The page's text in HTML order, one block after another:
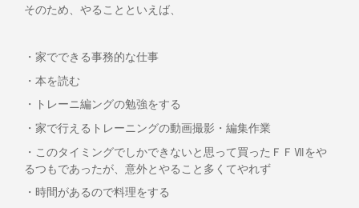
そのため、やることといえば、
・家でできる事務的な仕事
・本を読む
・トレーニ編ングの勉強をする
・家で行えるトレーニングの動画撮影・編集作業
・このタイミングでしかできないと思って買ったＦＦⅦをや
るつもであったが、意外とやること多くてやれず
・時間があるので料理をする